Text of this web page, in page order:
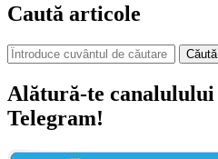
Caută articole
Căută
Alătură-te canalulului
Telegram!